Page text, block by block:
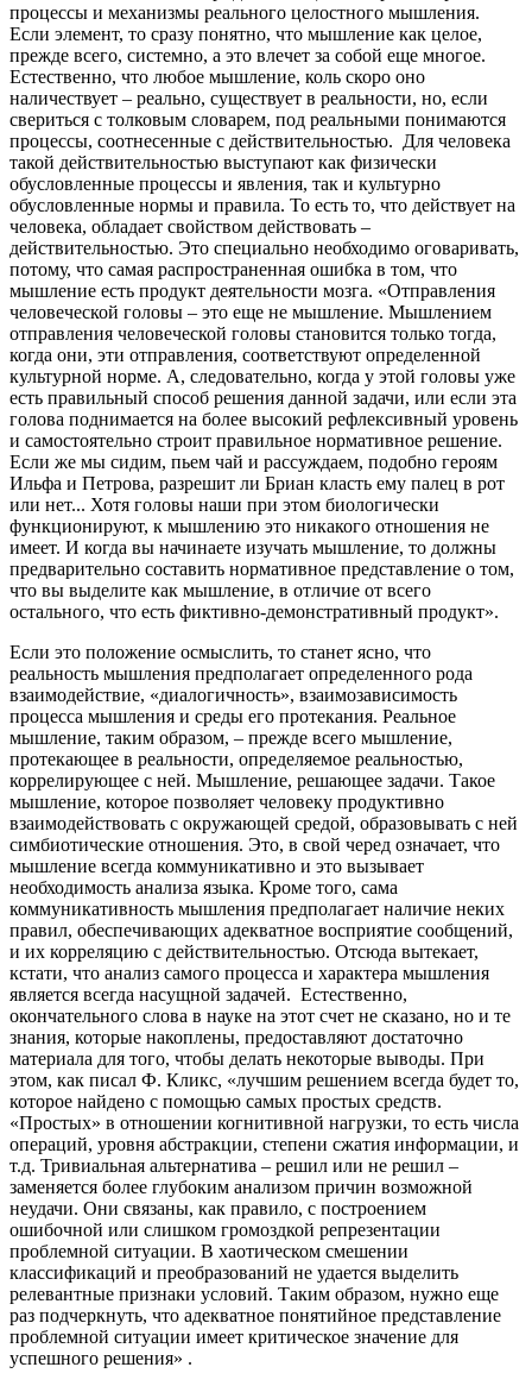
процессы и механизмы реального целостного мышления.
Если элемент, то сразу понятно, что мышление как целое,
прежде всего, системно, а это влечет за собой еще многое.
Естественно, что любое мышление, коль скоро оно
наличествует – реально, существует в реальности, но, если
свериться с толковым словарем, под реальными понимаются
процессы, соотнесенные с действительностью. Для человека
такой действительностью выступают как физически
обусловленные процессы и явления, так и культурно
обусловленные нормы и правила. То есть то, что действует на
человека, обладает свойством действовать –
действительностью. Это специально необходимо оговаривать,
потому, что самая распространенная ошибка в том, что
мышление есть продукт деятельности мозга. «Отправления
человеческой головы – это еще не мышление. Мышлением
отправления человеческой головы становится только тогда,
когда они, эти отправления, соответствуют определенной
культурной норме. А, следовательно, когда у этой головы уже
есть правильный способ решения данной задачи, или если эта
голова поднимается на более высокий рефлексивный уровень
и самостоятельно строит правильное нормативное решение.
Если же мы сидим, пьем чай и рассуждаем, подобно героям
Ильфа и Петрова, разрешит ли Бриан класть ему палец в рот
или нет... Хотя головы наши при этом биологически
функционируют, к мышлению это никакого отношения не
имеет. И когда вы начинаете изучать мышление, то должны
предварительно составить нормативное представление о том,
что вы выделите как мышление, в отличие от всего
остального, что есть фиктивно-демонстративный продукт».
Если это положение осмыслить, то станет ясно, что
реальность мышления предполагает определенного рода
взаимодействие, «диалогичность», взаимозависимость
процесса мышления и среды его протекания. Реальное
мышление, таким образом, – прежде всего мышление,
протекающее в реальности, определяемое реальностью,
коррелирующее с ней. Мышление, решающее задачи. Такое
мышление, которое позволяет человеку продуктивно
взаимодействовать с окружающей средой, образовывать с ней
симбиотические отношения. Это, в свой черед означает, что
мышление всегда коммуникативно и это вызывает
необходимость анализа языка. Кроме того, сама
коммуникативность мышления предполагает наличие неких
правил, обеспечивающих адекватное восприятие сообщений,
и их корреляцию с действительностью. Отсюда вытекает,
кстати, что анализ самого процесса и характера мышления
является всегда насущной задачей. Естественно,
окончательного слова в науке на этот счет не сказано, но и те
знания, которые накоплены, предоставляют достаточно
материала для того, чтобы делать некоторые выводы. При
этом, как писал Ф. Кликс, «лучшим решением всегда будет то,
которое найдено с помощью самых простых средств.
«Простых» в отношении когнитивной нагрузки, то есть числа
операций, уровня абстракции, степени сжатия информации, и
т.д. Тривиальная альтернатива – решил или не решил –
заменяется более глубоким анализом причин возможной
неудачи. Они связаны, как правило, с построением
ошибочной или слишком громоздкой репрезентации
проблемной ситуации. В хаотическом смешении
классификаций и преобразований не удается выделить
релевантные признаки условий. Таким образом, нужно еще
раз подчеркнуть, что адекватное понятийное представление
проблемной ситуации имеет критическое значение для
успешного решения» .